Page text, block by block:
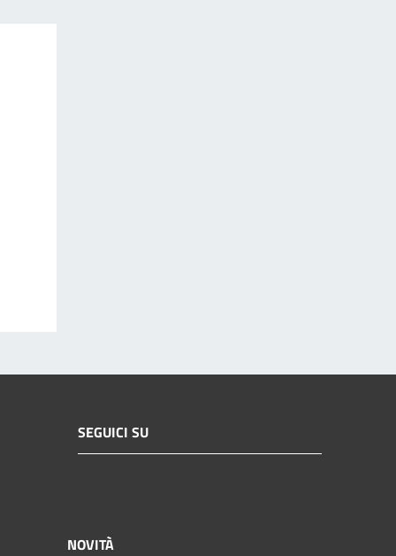
SEGUICI SU
NOVITÀ